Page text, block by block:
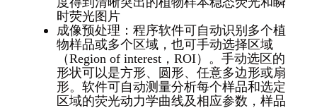
时荧光图片
成像预处理：程序软件可自动识别多个植
物样品或多个区域，也可手动选择区域
（Region of interest，ROI）。手动选区的
形状可以是方形、圆形、任意多边形或扇
形。软件可自动测量分析每个样品和选定
区域的荧光动力学曲线及相应参数，样品